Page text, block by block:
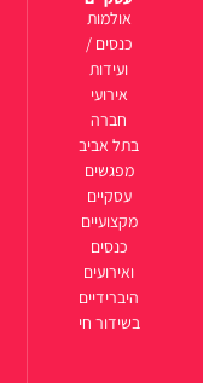
אולמות
כנסים /
ועידות
אירועי
חברה
בתל אביב
מפגשים
עסקיים
מקצועיים
כנסים
ואירועים
היברידיים
בשידור חי